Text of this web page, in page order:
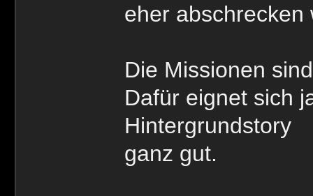
eher abschrecken
Die Missionen
Dafür eignet sich
Hintergrundstory
ganz gut.